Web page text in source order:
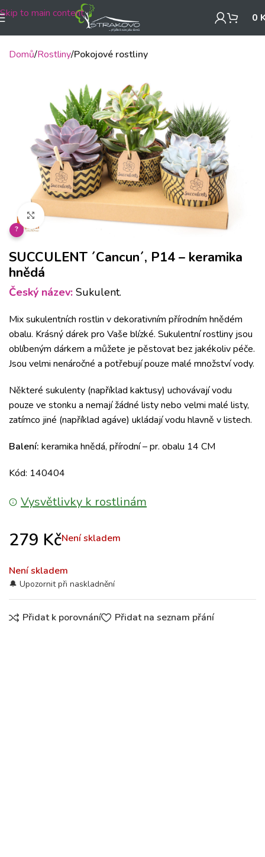
Skip to main content 0
Domů Rostliny Pokojové rostliny
Klikněte pro zvětšení
?
SUCCULENT ´Cancun´, P14 – keramika
hnědá
Český název: Sukulent.
Mix sukulentních rostlin v dekorativním přírodním hnědém
obalu. Krásný dárek pro Vaše blízké. Sukulentní rostliny jsou
oblíbeným dárkem a můžete je pěstovat bez jakékoliv péče.
Jsou velmi nenáročné a potřebují pouze malé množství vody.
Některé sukulenty (například kaktusy) uchovávají vodu
pouze ve stonku a nemají žádné listy nebo velmi malé listy,
zatímco jiné (například agáve) ukládají vodu hlavně v listech.
Balení: keramika hnědá, přírodní – pr. obalu 14 CM
Kód: 140404
Vysvětlivky k rostlinám
279 KčNení skladem
Není skladem
Přidat k porovnání Přidat na seznam přání